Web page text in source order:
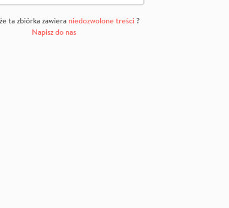
ta zbiórka zawiera niedozwolone treści?
Napisz do nas